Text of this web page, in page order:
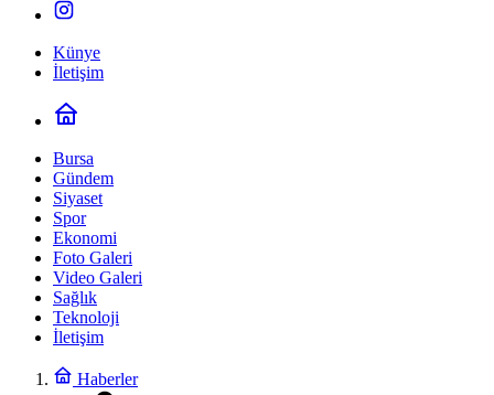
Künye
İletişim
Bursa
Gündem
Siyaset
Spor
Ekonomi
Foto Galeri
Video Galeri
Sağlık
Teknoloji
İletişim
Haberler